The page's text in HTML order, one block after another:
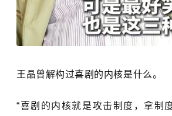
王晶曾解构过喜剧的内核是什么。
“喜剧的内核就是攻击制度，拿制